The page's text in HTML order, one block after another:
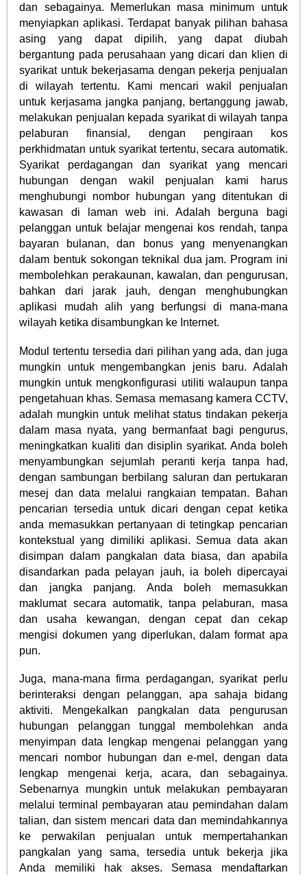
dan sebagainya. Memerlukan masa minimum untuk
menyiapkan aplikasi. Terdapat banyak pilihan bahasa
asing yang dapat dipilih, yang dapat diubah
bergantung pada perusahaan yang dicari dan klien di
syarikat untuk bekerjasama dengan pekerja penjualan
di wilayah tertentu. Kami mencari wakil penjualan
untuk kerjasama jangka panjang, bertanggung jawab,
melakukan penjualan kepada syarikat di wilayah tanpa
pelaburan finansial, dengan pengiraan kos
perkhidmatan untuk syarikat tertentu, secara automatik.
Syarikat perdagangan dan syarikat yang mencari
hubungan dengan wakil penjualan kami harus
menghubungi nombor hubungan yang ditentukan di
kawasan di laman web ini. Adalah berguna bagi
pelanggan untuk belajar mengenai kos rendah, tanpa
bayaran bulanan, dan bonus yang menyenangkan
dalam bentuk sokongan teknikal dua jam. Program ini
membolehkan perakaunan, kawalan, dan pengurusan,
bahkan dari jarak jauh, dengan menghubungkan
aplikasi mudah alih yang berfungsi di mana-mana
wilayah ketika disambungkan ke Internet.
Modul tertentu tersedia dari pilihan yang ada, dan juga
mungkin untuk mengembangkan jenis baru. Adalah
mungkin untuk mengkonfigurasi utiliti walaupun tanpa
pengetahuan khas. Semasa memasang kamera CCTV,
adalah mungkin untuk melihat status tindakan pekerja
dalam masa nyata, yang bermanfaat bagi pengurus,
meningkatkan kualiti dan disiplin syarikat. Anda boleh
menyambungkan sejumlah peranti kerja tanpa had,
dengan sambungan berbilang saluran dan pertukaran
mesej dan data melalui rangkaian tempatan. Bahan
pencarian tersedia untuk dicari dengan cepat ketika
anda memasukkan pertanyaan di tetingkap pencarian
kontekstual yang dimiliki aplikasi. Semua data akan
disimpan dalam pangkalan data biasa, dan apabila
disandarkan pada pelayan jauh, ia boleh dipercayai
dan jangka panjang. Anda boleh memasukkan
maklumat secara automatik, tanpa pelaburan, masa
dan usaha kewangan, dengan cepat dan cekap
mengisi dokumen yang diperlukan, dalam format apa
pun.
Juga, mana-mana firma perdagangan, syarikat perlu
berinteraksi dengan pelanggan, apa sahaja bidang
aktiviti. Mengekalkan pangkalan data pengurusan
hubungan pelanggan tunggal membolehkan anda
menyimpan data lengkap mengenai pelanggan yang
mencari nombor hubungan dan e-mel, dengan data
lengkap mengenai kerja, acara, dan sebagainya.
Sebenarnya mungkin untuk melakukan pembayaran
melalui terminal pembayaran atau pemindahan dalam
talian, dan sistem mencari data dan memindahkannya
ke perwakilan penjualan untuk mempertahankan
pangkalan yang sama, tersedia untuk bekerja jika
Anda memiliki hak akses. Semasa mendaftarkan